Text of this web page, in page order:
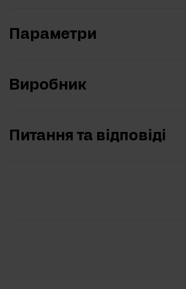
Параметри
Виробник
Питання та відповіді